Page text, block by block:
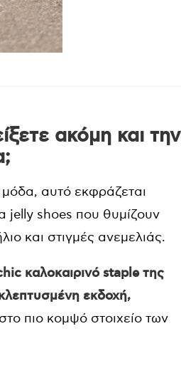
ακόμη και την
αυτό εκφράζεται
jelly shoes που θυμίζουν
και στιγμές ανεμελιάς.
καλοκαιρινό staple της
εκδοχή,
πιο κομψό στοιχείο των